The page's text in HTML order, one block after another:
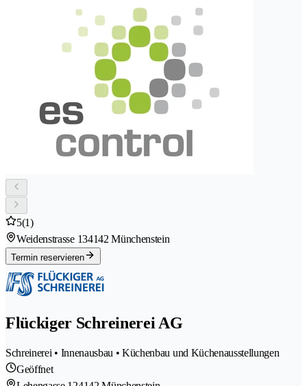
5(1)
Weidenstrasse 134142 Münchenstein
Termin reservieren
Flückiger Schreinerei AG
Schreinerei • Innenausbau • Küchenbau und Küchenausstellungen
Geöffnet